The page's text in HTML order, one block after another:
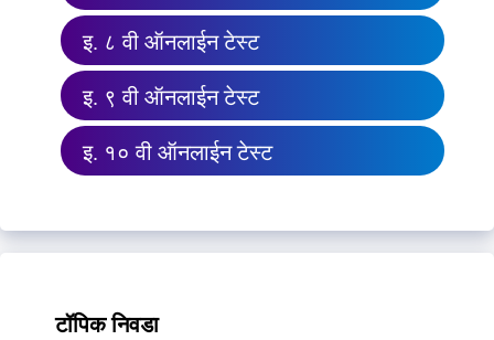
इ. ८ वी ऑनलाईन टेस्ट
इ. ९ वी ऑनलाईन टेस्ट
इ. १० वी ऑनलाईन टेस्ट
टॉपिक निवडा